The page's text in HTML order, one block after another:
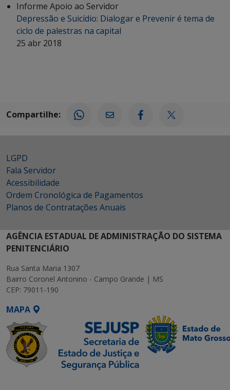
Informe Apoio ao Servidor
Depressão e Suicídio: Dialogar e Prevenir é tema de
ciclo de palestras na capital
25 abr 2018
Compartilhe:
LGPD
Fala Servidor
Acessibilidade
Ordem Cronológica de Pagamentos
Planos de Contratações Anuais
AGÊNCIA ESTADUAL DE ADMINISTRAÇÃO DO SISTEMA
PENITENCIÁRIO
Rua Santa Maria 1307
Bairro Coronel Antonino - Campo Grande | MS
CEP: 79011-190
MAPA